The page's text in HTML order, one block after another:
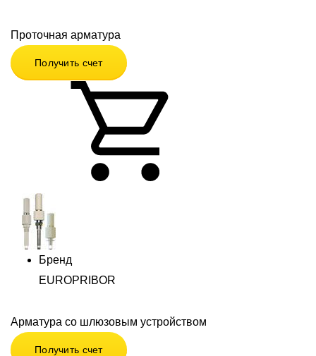
Проточная арматура
Получить счет
Бренд
EUROPRIBOR
Арматура со шлюзовым устройством
Получить счет